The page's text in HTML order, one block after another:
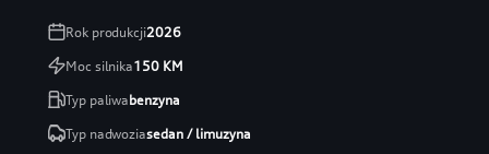
Rok produkcji2026
Moc silnika150KM
Typ paliwabenzyna
Typ nadwoziasedan / limuzyna